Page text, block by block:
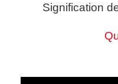
Signification